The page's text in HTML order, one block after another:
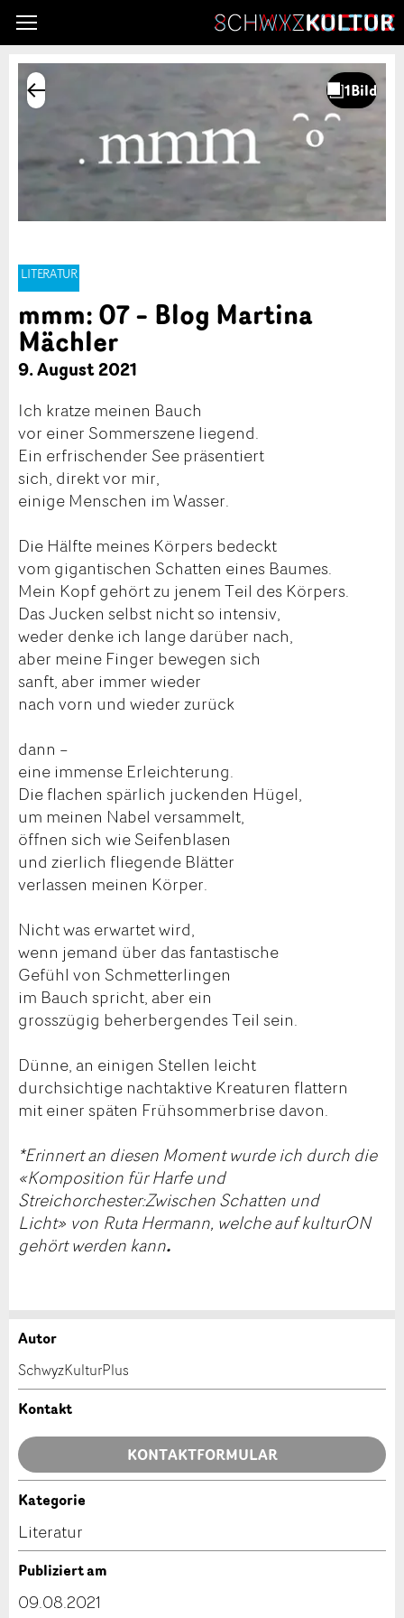
LITERATUR
mmm: 07 – Blog Martina
Mächler
9. August 2021
Ich kratze meinen Bauch
vor einer Sommerszene liegend.
Ein erfrischender See präsentiert
sich, direkt vor mir,
einige Menschen im Wasser.
Die Hälfte meines Körpers bedeckt
vom gigantischen Schatten eines Baumes.
Mein Kopf gehört zu jenem Teil des Körpers.
Das Jucken selbst nicht so intensiv,
weder denke ich lange darüber nach,
aber meine Finger bewegen sich
sanft, aber immer wieder
nach vorn und wieder zurück
dann –
eine immense Erleichterung.
Die flachen spärlich juckenden Hügel,
um meinen Nabel versammelt,
öffnen sich wie Seifenblasen
und zierlich fliegende Blätter
verlassen meinen Körper.
Nicht was erwartet wird,
wenn jemand über das fantastische
Gefühl von Schmetterlingen
im Bauch spricht, aber ein
grosszügig beherbergendes Teil sein.
Dünne, an einigen Stellen leicht
durchsichtige nachtaktive Kreaturen flattern
mit einer späten Frühsommerbrise davon.
*Erinnert an diesen Moment wurde ich durch die
«Komposition für Harfe und
Streichorchester:Zwischen Schatten und
Licht» von Ruta Hermann, welche auf kulturON
gehört werden kann.
Anzeige beanstanden
Ihr Feedback wird sehr geschätzt!
Allgemeines Feedback
Anzeige nicht mehr gültig
Anzeige unvollständig
Anzeige weiterempfehlen
Empfehlen Sie diese Anzeige an Freunde weiter.
Autor
SchwyzKulturPlus
Kontakt
KONTAKTFORMULAR
Kontakt
Verfassen Sie eine Nachricht für die Kontaktpersonen
Kategorie
Literatur
Publiziert am
09.08.2021